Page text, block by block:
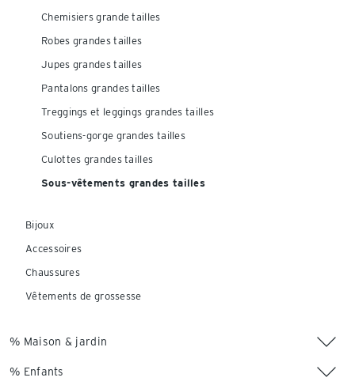
Chemisiers grande tailles
Robes grandes tailles
Jupes grandes tailles
Pantalons grandes tailles
Treggings et leggings grandes tailles
Soutiens-gorge grandes tailles
Culottes grandes tailles
Sous-vêtements grandes tailles
Bijoux
Accessoires
Chaussures
Vêtements de grossesse
% Maison & jardin
% Enfants